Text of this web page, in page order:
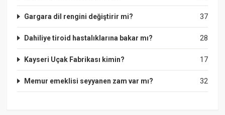
37
Gargara dil rengini değiştirir mi?
28
Dahiliye tiroid hastalıklarına bakar mı?
17
Kayseri Uçak Fabrikası kimin?
32
Memur emeklisi seyyanen zam var mı?